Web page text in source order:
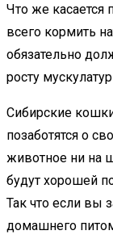
Что же касается
всего кормить
обязательно
росту
Сибирские
позаботятся о
животное ни на
будут хорошей
Так что если вы
домашнего